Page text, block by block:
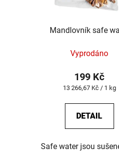
Mandlovník safe
Vyprodáno
199 Kč
Měrná
13 266,67 Kč / 1 kg
DETAIL
Safe water jsou